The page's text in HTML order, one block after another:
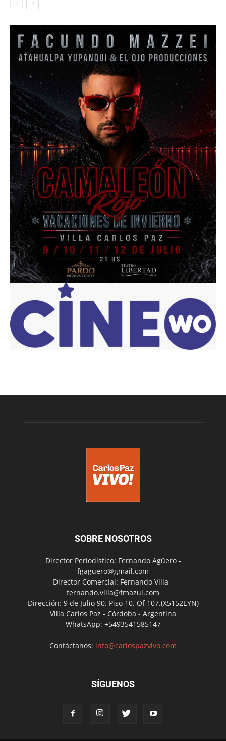
SOBRE NOSOTROS
Director Periodístico: Fernando Agüero -
fgaguero@gmail.com
Director Comercial: Fernando Villa -
fernando.villa@fmazul.com
Dirección: 9 de Julio 90. Piso 10. Of 107.(X5152EYN)
Villa Carlos Paz - Córdoba - Argentina
WhatsApp: +5493541585147
Contáctanos: info@carlospazvivo.com
SÍGUENOS